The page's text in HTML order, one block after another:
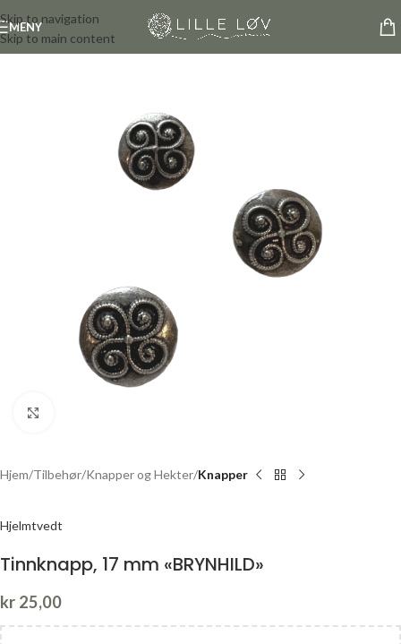
Skip to navigation
Skip to main content
MENY
Hjem Tilbehør Knapper og Hekter Knapper
Hjelmtvedt
Tinnknapp, 17 mm «BRYNHILD»
kr 25,00